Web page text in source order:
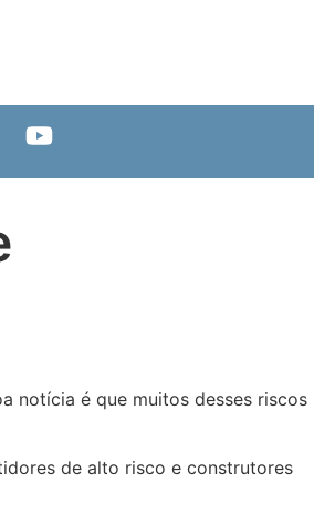
notícia é que muitos desses riscos
de alto risco e construtores